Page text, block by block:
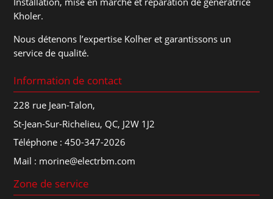
Kholer.
Nous détenons l’expertise Kolher et garantissons un
service de qualité.
Information de contact
228 rue Jean-Talon,
St-Jean-Sur-Richelieu, QC, J2W 1J2
Téléphone :450-347-2026
Mail : morine@electrbm.com
Zone de service